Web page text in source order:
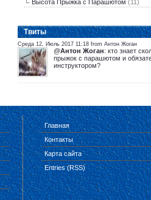
Высота Прыжка с Парашютом (11)
Tвиты
Среда 12, Июль 2017 11:18 from Антон Жоган
@Антон Жоган: кто знает
прыжок с парашютом и
инструктором?
Главная
Контакты
Карта сайта
Entries (RSS)